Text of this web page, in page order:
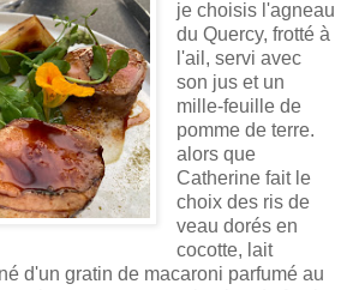
je choisis l'agneau
du Quercy, frotté à
l'ail, servi avec
son jus et un
mille-feuille de
pomme de terre.
alors que
Catherine fait le
choix des ris de
veau dorés en
cocotte, lait
d'un gratin de macaroni parfumé au